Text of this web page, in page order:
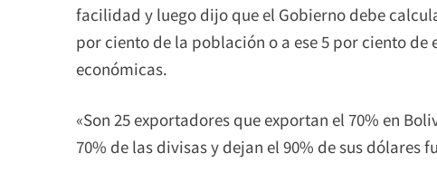
facilidad y luego dijo que el Gobierno debe
por ciento de la población o a ese 5 por ciento
económicas.
«Son 25 exportadores que exportan el 70% en
70% de las divisas y dejan el 90% de sus dólares